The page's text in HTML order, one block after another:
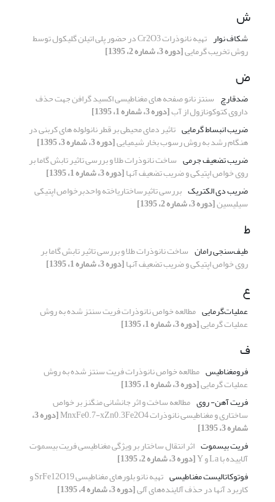
ش
شکاف نوار تهیه نانوذرات Cr2O3 در حضور پلی اتیلن گلیکول توسط
روش تخریب گرمایی[دوره 3، شماره 2، 1395]
ض
ضدقارچ سنتز نانو صفحه های مغناطیسی اکسید گرافن جهت حذف
داروی کتوکونازول از آب[دوره 3، شماره 1، 1395]
ضریب انبساط گرمایی تاثیر دمای محیطی بر قطر نانولوله های کربنی در
هنگام رشد به روش رسوب بخار شیمیایی[دوره 3، شماره 3، 1395]
ضریب تضعیف جرمی ساخت نانوذرات طلا و بررسی تاثیر تابش گاما بر
روی خواص اپتیکی و ضریب تضعیف آنها[دوره 3، شماره 1، 1395]
ضریب دی الکتریک بررسی تاثیرساختاریاخته واحدبرخواص اپتیکی
سیلیسین[دوره 3، شماره 2، 1395]
ط
طیف‌سنجی رامان ساخت نانوذرات طلا و بررسی تاثیر تابش گاما بر
روی خواص اپتیکی و ضریب تضعیف آنها[دوره 3، شماره 1، 1395]
ع
عملیات‌گرمایی مطالعه خواص نانوذرات فریت سنتز شده به روش
عملیات گرمایی[دوره 3، شماره 1، 1395]
ف
فرومغناطیس مطالعه خواص نانوذرات فریت سنتز شده به روش
عملیات گرمایی[دوره 3، شماره 1، 1395]
فریت آهن- روی مطالعه ساخت و اثر جانشانی منگنز بر خواص
ساختاری و مغناطیسی نانوذرات MnxFe0.7-xZn0.3Fe2O4 [دوره 3،
شماره 3، 1395]
فریت بیسموت اثر انتقال ساختار بر ویژگی مغناطیسی فریت بیسموت
آلاییده با La و Y
[دوره 3، شماره 2، 1395]
فوتوکاتالیست مغناطیسی
تهیه نانو بلور‌های مغناطیسی SrFe12O19 و
کاربرد آنها در حذف آلاینده‌های آلی[دوره 3، شماره 4، 1395]